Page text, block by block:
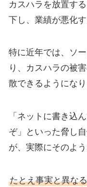
カスハラを放置す
下し、業績が悪化
特に近年では、ソ
り、カスハラの被
散できるようになり
「ネットに書き込
ぞ」といった脅し
が、実際にそのよ
たとえ事実と異な